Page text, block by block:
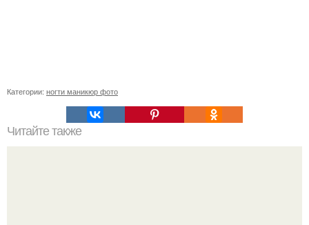
Категории: ногти маникюр фото
Читайте также